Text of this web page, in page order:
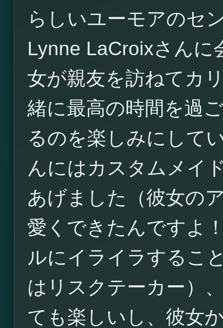
らしいユーモアのセ
Lynne LaCroixさんに
女が親友を訪ねてカ
緒に最高の時間を過
るのを楽しみにして
んにはカスタムメイ
あげました（彼女の
愛くできたんですよ
ルにイライラするこ
はリスクテーカー）
ても楽しいし、彼女